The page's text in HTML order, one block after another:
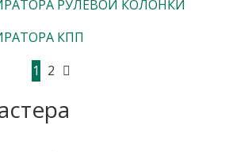
РУЛЕВОЙ КОЛОНКИ
КПП
1
2